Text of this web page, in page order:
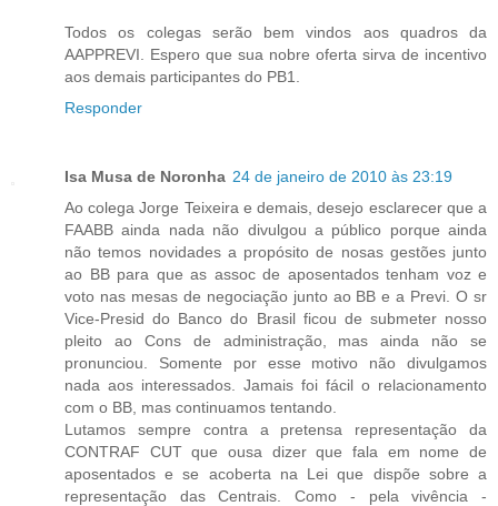
Todos os colegas serão bem vindos aos quadros da
AAPPREVI. Espero que sua nobre oferta sirva de incentivo
aos demais participantes do PB1.
Responder
Isa Musa de Noronha 24 de janeiro de 2010 às 23:19
Ao colega Jorge Teixeira e demais, desejo esclarecer que a
FAABB ainda nada não divulgou a público porque ainda
não temos novidades a propósito de nosas gestões junto
ao BB para que as assoc de aposentados tenham voz e
voto nas mesas de negociação junto ao BB e a Previ. O sr
Vice-Presid do Banco do Brasil ficou de submeter nosso
pleito ao Cons de administração, mas ainda não se
pronunciou. Somente por esse motivo não divulgamos
nada aos interessados. Jamais foi fácil o relacionamento
com o BB, mas continuamos tentando.
Lutamos sempre contra a pretensa representação da
CONTRAF CUT que ousa dizer que fala em nome de
aposentados e se acoberta na Lei que dispõe sobre a
representação das Centrais. Como - pela vivência -